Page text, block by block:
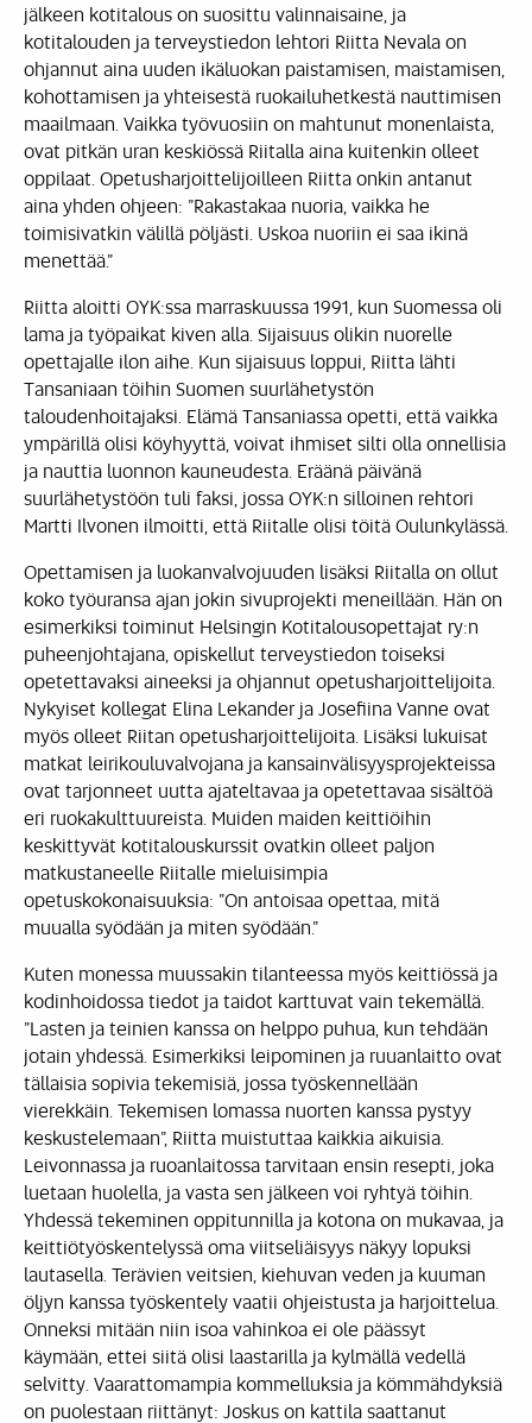
jälkeen kotitalous on suosittu valinnaisaine, ja
kotitalouden ja terveystiedon lehtori Riitta Nevala on
ohjannut aina uuden ikäluokan paistamisen, maistamisen,
kohottamisen ja yhteisestä ruokailuhetkestä nauttimisen
maailmaan. Vaikka työvuosiin on mahtunut monenlaista,
ovat pitkän uran keskiössä Riitalla aina kuitenkin olleet
oppilaat. Opetusharjoittelijoilleen Riitta onkin antanut
aina yhden ohjeen: ”Rakastakaa nuoria, vaikka he
toimisivatkin välillä pöljästi. Uskoa nuoriin ei saa ikinä
menettää.”
Riitta aloitti OYK:ssa marraskuussa 1991, kun Suomessa oli
lama ja työpaikat kiven alla. Sijaisuus olikin nuorelle
opettajalle ilon aihe. Kun sijaisuus loppui, Riitta lähti
Tansaniaan töihin Suomen suurlähetystön
taloudenhoitajaksi. Elämä Tansaniassa opetti, että vaikka
ympärillä olisi köyhyyttä, voivat ihmiset silti olla onnellisia
ja nauttia luonnon kauneudesta. Eräänä päivänä
suurlähetystöön tuli faksi, jossa OYK:n silloinen rehtori
Martti Ilvonen ilmoitti, että Riitalle olisi töitä Oulunkylässä.
Opettamisen ja luokanvalvojuuden lisäksi Riitalla on ollut
koko työuransa ajan jokin sivuprojekti meneillään. Hän on
esimerkiksi toiminut Helsingin Kotitalousopettajat ry:n
puheenjohtajana, opiskellut terveystiedon toiseksi
opetettavaksi aineeksi ja ohjannut opetusharjoittelijoita.
Nykyiset kollegat Elina Lekander ja Josefiina Vanne ovat
myös olleet Riitan opetusharjoittelijoita. Lisäksi lukuisat
matkat leirikouluvalvojana ja kansainvälisyysprojekteissa
ovat tarjonneet uutta ajateltavaa ja opetettavaa sisältöä
eri ruokakulttuureista. Muiden maiden keittiöihin
keskittyvät kotitalouskurssit ovatkin olleet paljon
matkustaneelle Riitalle mieluisimpia
opetuskokonaisuuksia: ”On antoisaa opettaa, mitä
muualla syödään ja miten syödään.”
Kuten monessa muussakin tilanteessa myös keittiössä ja
kodinhoidossa tiedot ja taidot karttuvat vain tekemällä.
”Lasten ja teinien kanssa on helppo puhua, kun tehdään
jotain yhdessä. Esimerkiksi leipominen ja ruuanlaitto ovat
tällaisia sopivia tekemisiä, jossa työskennellään
vierekkäin. Tekemisen lomassa nuorten kanssa pystyy
keskustelemaan”, Riitta muistuttaa kaikkia aikuisia.
Leivonnassa ja ruoanlaitossa tarvitaan ensin resepti, joka
luetaan huolella, ja vasta sen jälkeen voi ryhtyä töihin.
Yhdessä tekeminen oppitunnilla ja kotona on mukavaa, ja
keittiötyöskentelyssä oma viitseliäisyys näkyy lopuksi
lautasella. Terävien veitsien, kiehuvan veden ja kuuman
öljyn kanssa työskentely vaatii ohjeistusta ja harjoittelua.
Onneksi mitään niin isoa vahinkoa ei ole päässyt
käymään, ettei siitä olisi laastarilla ja kylmällä vedellä
selvitty. Vaarattomampia kommelluksia ja kömmähdyksiä
on puolestaan riittänyt: Joskus on kattila saattanut